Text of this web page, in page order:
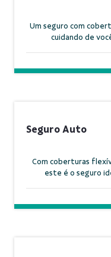
Um seguro com
cuidando de
Seguro Auto
Com coberturas
este é o seguro